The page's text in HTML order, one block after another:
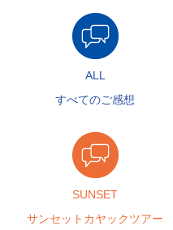
ALL
すべてのご感想
SUNSET
サンセットカヤックツアー